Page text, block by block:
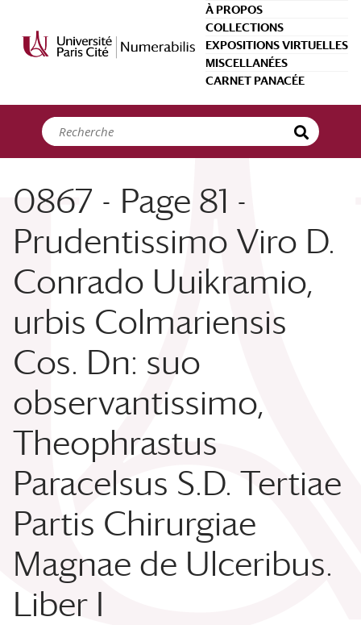
À PROPOS
COLLECTIONS
EXPOSITIONS VIRTUELLES
MISCELLANÉES
CARNET PANACÉE
0867 - Page 81 -
Prudentissimo Viro D.
Conrado Uuikramio,
urbis Colmariensis
Cos. Dn: suo
observantissimo,
Theophrastus
Paracelsus S.D. Tertiae
Partis Chirurgiae
Magnae de Ulceribus.
Liber I